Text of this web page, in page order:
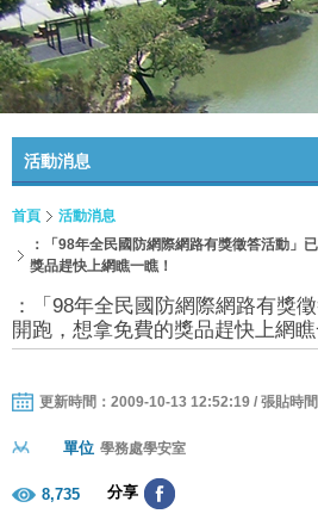
活動消息
首頁
活動消息
：「98年全民國防網際網路有獎徵答活動」
獎品趕快上網瞧一瞧！
：「98年全民國防網際網路有獎
開跑，想拿免費的獎品趕快上網瞧
更新時間：2009-10-13 12:52:19 / 張貼時
單位 學務處學安室
8,735 分享